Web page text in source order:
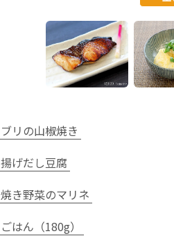
ブリの山椒焼き
揚げだし豆腐
焼き野菜のマリネ
ごはん（180g）